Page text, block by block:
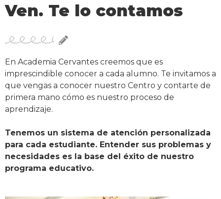
Ven. Te lo contamos
En Academia Cervantes creemos que es
imprescindible conocer a cada alumno. Te invitamos a
que vengas a conocer nuestro Centro y contarte de
primera mano cómo es nuestro proceso de
aprendizaje.
Tenemos un sistema de atención personalizada
para cada estudiante. Entender sus problemas y
necesidades es la base del éxito de nuestro
programa educativo.